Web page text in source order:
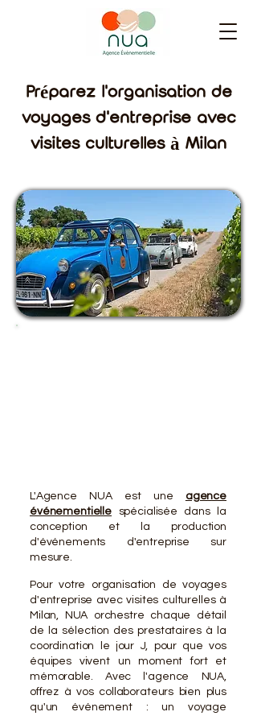
Préparez l'organisation de
voyages d'entreprise avec
visites culturelles à Milan
L'Agence NUA est une agence
événementielle
spécialisée dans la
conception et la production
d'événements d'entreprise sur
mesure.
Pour votre organisation de voyages
d'entreprise avec visites culturelles à
Milan, NUA orchestre chaque détail
de la sélection des prestataires à la
coordination le jour J, pour que vos
équipes vivent un moment fort et
mémorable. Avec l'agence NUA,
offrez à vos collaborateurs bien plus
qu'un événement : un voyage